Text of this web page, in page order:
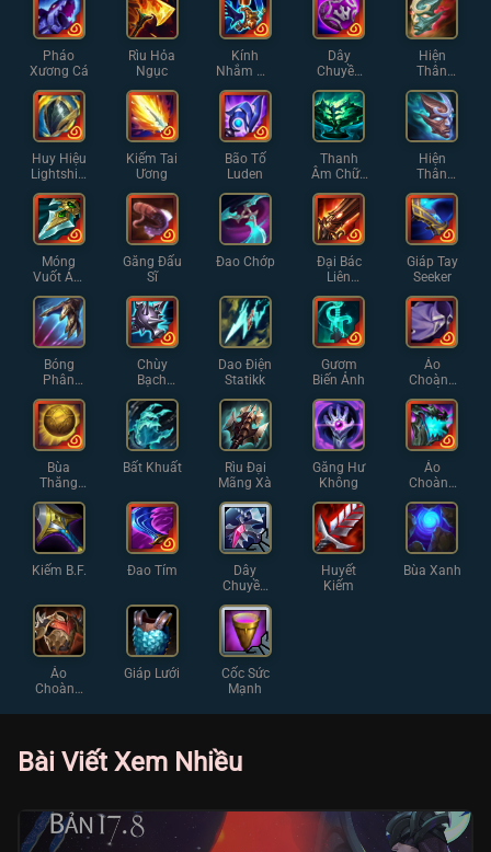
Pháo
Xương Cá
Rìu Hỏa
Ngục
Kính
Nhắm Ma
Pháp
Dây
Chuyền
Tự Lực
Hiện
Thân
Phản
Chiếu Cỡ
Nhỏ
Huy Hiệu
Lightshiel
d
Kiếm Tai
Ương
Bão Tố
Luden
Thanh
Âm Chữa
Lành
Hiện
Thân
Phản
Chiếu
Móng
Vuốt Ám
Muội
Găng Đấu
Sĩ
Đao Chớp
Đại Bác
Liên
Thanh
Giáp Tay
Seeker
Bóng
Phân
Thân
Chùy
Bạch
Ngân
Dao Điện
Statikk
Gươm
Biến Ảnh
Áo
Choàng
Mờ Ám
Bùa
Thăng
Hoa
Bất Khuất
Rìu Đại
Mãng Xà
Găng Hư
Không
Áo
Choàng
Diệt Vong
Kiếm B.F. Đao Tím
Dây
Chuyền
Chữ Thập
Huyết
Kiếm
Bùa Xanh
Áo
Choàng
Giáp Lưới
Cốc Sức
Mạnh
Bài Viết Xem Nhiều